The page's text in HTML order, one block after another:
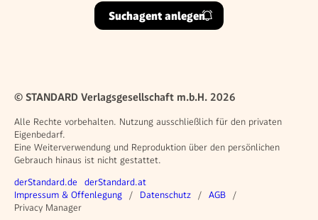
Suchagent anlegen
© STANDARD Verlagsgesellschaft m.b.H. 2026
Alle Rechte vorbehalten. Nutzung ausschließlich für den privaten
Eigenbedarf.
Eine Weiterverwendung und Reproduktion über den persönlichen
Gebrauch hinaus ist nicht gestattet.
Weitere Angebote
derStandard.de derStandard.at
Rechtliches
Impressum & Offenlegung Datenschutz
AGB
Privacy Manager